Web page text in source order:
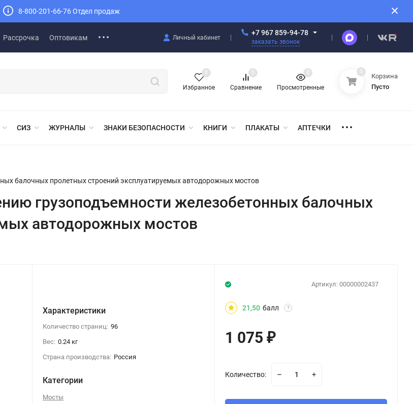
8-800-201-66-76 Отдел продаж
Рассрочка Оптовикам Личный кабинет
+7 967 859-94-78
заказать звонок
Избранное
0
Сравнение
0
Просмотренные
0 0
Корзина
Пусто
СИЗ ЖУРНАЛЫ ЗНАКИ БЕЗОПАСНОСТИ КНИГИ ПЛАКАТЫ АПТЕЧКИ
балочных пролетных строений эксплуатируемых автодорожных мостов
грузоподъемности железобетонных балочных
автодорожных мостов
Характеристики
Количество страниц: 96
Вес: 0.24 кг
Страна производства: Россия
Категории
Мосты
Артикул: 00000002437
21,50 балл ?
1 075₽
Количество: